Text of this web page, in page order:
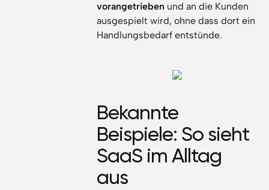
vorangetrieben und an die Kunden
ausgespielt wird, ohne dass dort ein
Handlungsbedarf entstünde.
Bekannte
Beispiele: So sieht
SaaS im Alltag
aus